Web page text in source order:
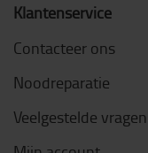
Klantenservice
Contacteer ons
Noodreparatie
Veelgestelde vragen